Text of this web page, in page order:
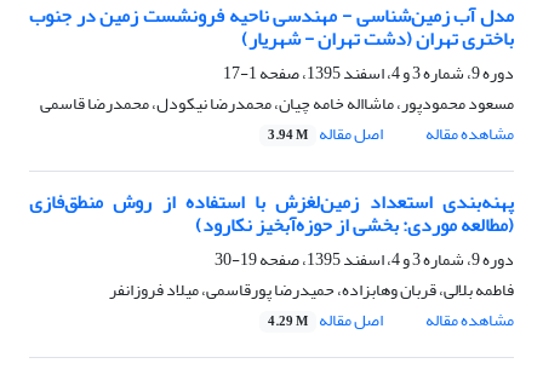
مدل آب زمین‌شناسی - مهندسی ناحیه فرونشست زمین در جنوب
باختری تهران (دشت تهران - شهریار)
دوره 9، شماره 3 و 4، اسفند 1395، صفحه
1-17
مسعود محمودپور، ماشااله خامه چیان، محمدرضا نیکودل، محمدرضا قاسمی
مشاهده مقاله
اصل مقاله 3.94 M
پهنه‌بندی استعداد زمین‌لغزش با استفاده از روش منطق‌فازی
(مطالعه موردی: بخشی از حوزه‌آبخیز نکارود)
دوره 9، شماره 3 و 4، اسفند 1395، صفحه
19-30
فاطمه بلالی، قربان وهابزاده، حمیدرضا پورقاسمی، میلاد فروزانفر
مشاهده مقاله
اصل مقاله 4.29 M